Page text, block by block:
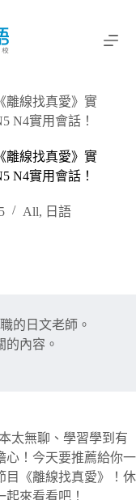
離線找真愛》實
N4實用會話！
離線找真愛》實
N4實用會話！
All, 日語
的日文老師。
內容。
太無聊、學習學到有
心！今天要推薦給你一
目《離線找真愛》！休
來看看吧！